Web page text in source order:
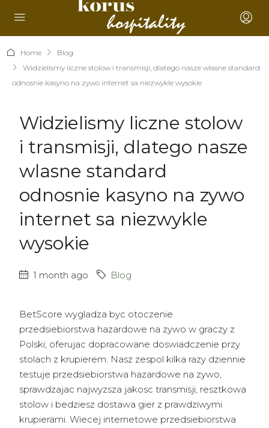
Home
Blog
Widzielismy liczne stolow i transmisji, dlatego nasze wlasne standard
odnosnie kasyno na zywo internet sa niezwykle wysokie
Widzielismy liczne stolow
i transmisji, dlatego nasze
wlasne standard
odnosnie kasyno na zywo
internet sa niezwykle
wysokie
1 month ago Blog
BetScore wygladza byc otoczenie
przedsiebiorstwa hazardowe na zywo w graczy z
Polski, oferujac dopracowane doswiadczenie przy
stolach z krupierem. Nasz zespol kilka razy dziennie
testuje przedsiebiorstwa hazardowe na zywo,
sprawdzajac najwyzsza jakosc transmisji, resztkowa
stolow i bedziesz dostawa gier z prawdziwymi
krupierami. Wiecej internetowe przedsiebiorstwa